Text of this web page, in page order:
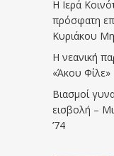
Η Ιερά
πρόσφατη
Κυριάκου
Η νεανική
«Άκου Φίλε»
Βιασμοί
εισβολή –
’74